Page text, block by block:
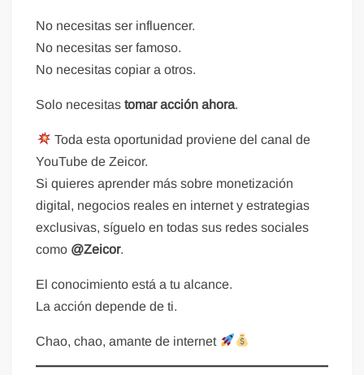
No necesitas ser influencer.
No necesitas ser famoso.
No necesitas copiar a otros.
Solo necesitastomar acción ahora.
Toda esta oportunidad proviene del canal de
YouTube de Zeicor.
Si quieres aprender más sobre monetización
digital, negocios reales en internet y estrategias
exclusivas, síguelo en todas sus redes sociales
como @Zeicor.
El conocimiento está a tu alcance.
La acción depende de ti.
Chao, chao, amante de internet